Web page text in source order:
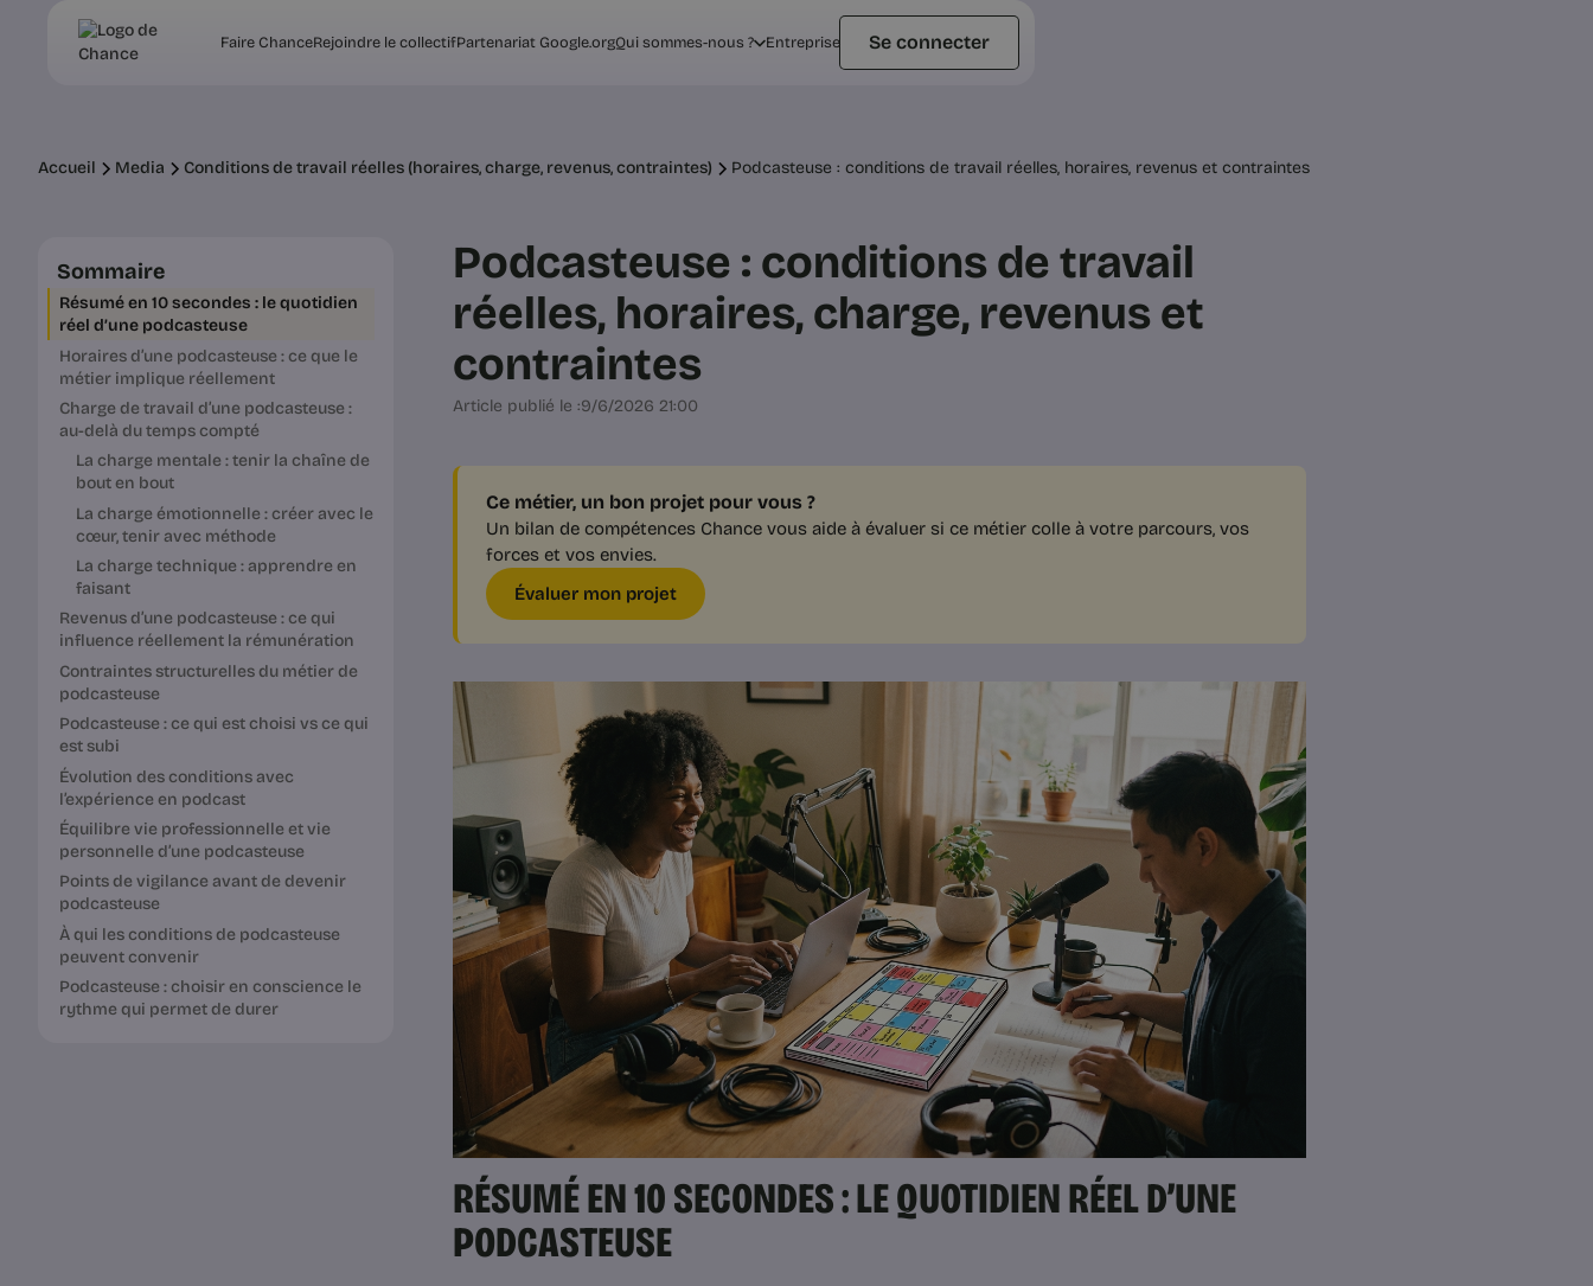
Faire ChanceRejoindre le collectifPartenariat Google.orgQui sommes-nous ? Entreprise Se connecter
Accueil Media Conditions de travail réelles (horaires, charge, revenus, contraintes) Podcasteuse : conditions de travail réelles, horaires, revenus et contraintes
Sommaire
Résumé en 10 secondes : le quotidien
réel d’une podcasteuse
Horaires d’une podcasteuse : ce que le
métier implique réellement
Charge de travail d’une podcasteuse :
au-delà du temps compté
La charge mentale : tenir la chaîne de
bout en bout
La charge émotionnelle : créer avec le
cœur, tenir avec méthode
La charge technique : apprendre en
faisant
Revenus d’une podcasteuse : ce qui
influence réellement la rémunération
Contraintes structurelles du métier de
podcasteuse
Podcasteuse : ce qui est choisi vs ce qui
est subi
Évolution des conditions avec
l’expérience en podcast
Équilibre vie professionnelle et vie
personnelle d’une podcasteuse
Points de vigilance avant de devenir
podcasteuse
À qui les conditions de podcasteuse
peuvent convenir
Podcasteuse : choisir en conscience le
rythme qui permet de durer
Podcasteuse : conditions de travail
réelles, horaires, charge, revenus et
contraintes
Article publié le :9/6/2026 21:00
Ce métier, un bon projet pour vous ?
Un bilan de compétences Chance vous aide à évaluer si ce métier colle à votre parcours, vos
forces et vos envies.
Évaluer mon projet
RÉSUMÉ EN 10 SECONDES : LE QUOTIDIEN RÉEL D’UNE
PODCASTEUSE